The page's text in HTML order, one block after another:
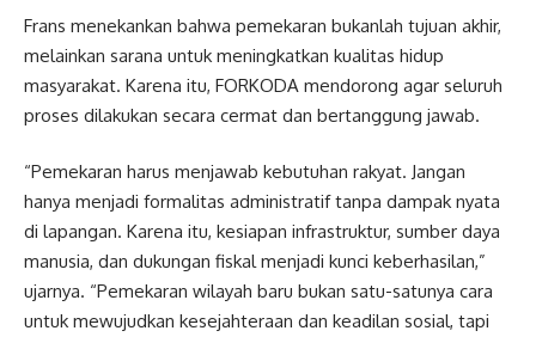
Frans menekankan bahwa pemekaran bukanlah tujuan akhir,
melainkan sarana untuk meningkatkan kualitas hidup
masyarakat. Karena itu, FORKODA mendorong agar seluruh
proses dilakukan secara cermat dan bertanggung jawab.
“Pemekaran harus menjawab kebutuhan rakyat. Jangan
hanya menjadi formalitas administratif tanpa dampak nyata
di lapangan. Karena itu, kesiapan infrastruktur, sumber daya
manusia, dan dukungan fiskal menjadi kunci keberhasilan,”
ujarnya. “Pemekaran wilayah baru bukan satu-satunya cara
untuk mewujudkan kesejahteraan dan keadilan sosial, tapi